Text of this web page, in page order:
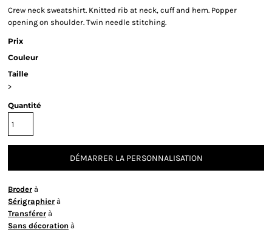
Crew neck sweatshirt. Knitted rib at neck, cuff and hem. Popper
opening on shoulder. Twin needle stitching.
Prix
Couleur
Taille
>
Quantité
DÉMARRER LA PERSONNALISATION
Broder à
Sérigraphier à
Transférer à
Sans décoration à